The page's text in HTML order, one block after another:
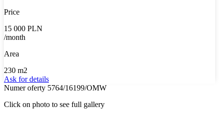
Price
15 000 PLN
/month
Area
230 m2
Ask for details
Numer oferty 5764/16199/OMW
Click on photo to see full gallery